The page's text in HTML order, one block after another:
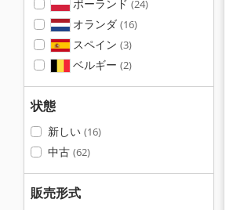
ポーランド (24)
オランダ (16)
スペイン (3)
ベルギー (2)
状態
新しい (16)
中古 (62)
販売形式